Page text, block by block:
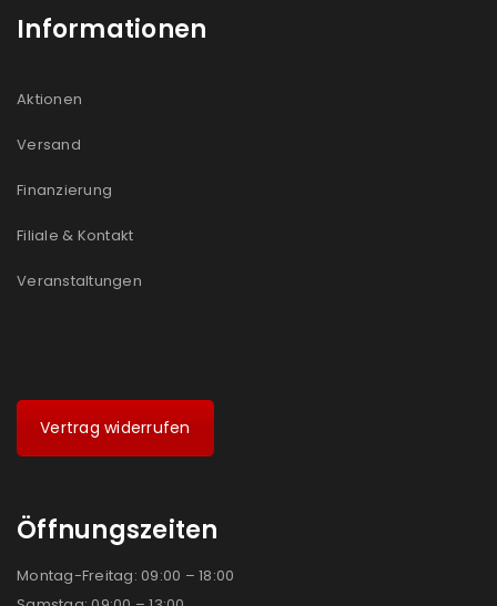
Informationen
Aktionen
Versand
Finanzierung
Filiale & Kontakt
Veranstaltungen
Vertrag widerrufen
Öffnungszeiten
Montag-Freitag: 09:00 – 18:00